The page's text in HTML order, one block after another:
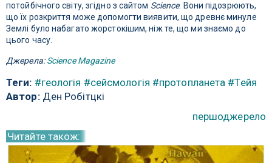
потойбічного світу, згідно з сайтом Science. Вони підозрюють,
що їх розкриття може допомогти виявити, що древнє минуле
Землі було набагато жорстокішим, ніж те, що ми знаємо до
цього часу.
Джерела:Science Magazine
Теги: #геологія #сейсмологія #протопланета #Тейя
Автор:Ден Робітцкі
першоджерело
Читайте також: